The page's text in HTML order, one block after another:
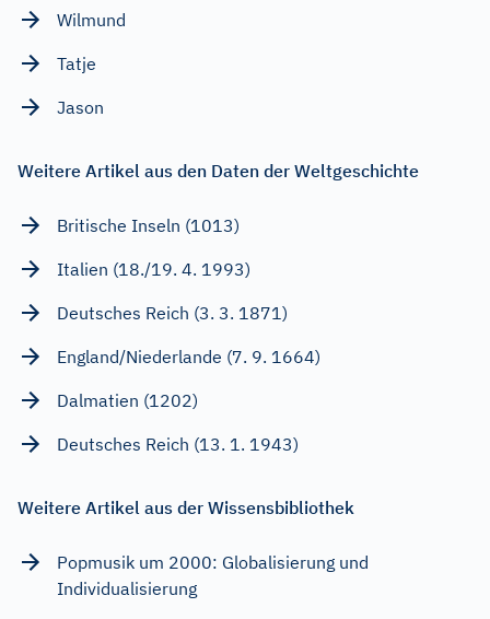
Wilmund
Tatje
Jason
Weitere Artikel aus den Daten der Weltgeschichte
Britische Inseln (1013)
Italien (18./19. 4. 1993)
Deutsches Reich (3. 3. 1871)
England/Niederlande (7. 9. 1664)
Dalmatien (1202)
Deutsches Reich (13. 1. 1943)
Weitere Artikel aus der Wissensbibliothek
Popmusik um 2000: Globalisierung und
Individualisierung